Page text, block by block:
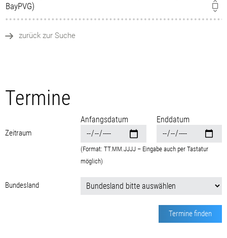
BayPVG)
zurück zur Suche
Termine
Zeitraum
Anfangsdatum Enddatum
(Format: TT.MM.JJJJ – Eingabe auch per Tastatur
möglich)
Bundesland
Termine finden